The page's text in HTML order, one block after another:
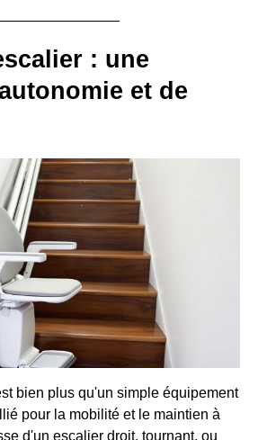
: une
et de
bien plus qu'un simple équipement
pour la mobilité et le maintien à
d'un escalier droit, tournant, ou